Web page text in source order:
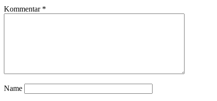
Kommentar *
Name